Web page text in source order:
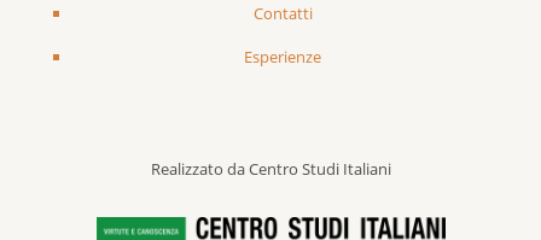
Contatti
Esperienze
Realizzato da Centro Studi Italiani